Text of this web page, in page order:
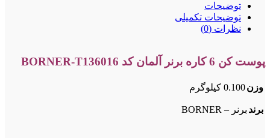
توضیحات
توضیحات تکمیلی
نظرات (0)
پوست کن 6 کاره برنر آلمان کد BORNER-T136016
وزن0.100 کیلوگرم
برند برنر – BORNER